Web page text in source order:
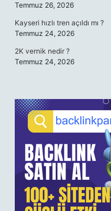
Temmuz 26, 2026
Kayseri hızlı tren açıldı mı ?
Temmuz 24, 2026
2K vernik nedir ?
Temmuz 24, 2026